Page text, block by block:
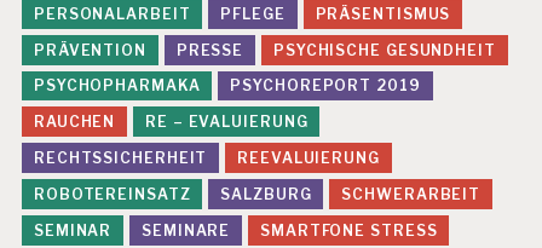
E
N
F
L
E
X
I
B
IL
IS
PERSONALARBEIT
PFLEGE
PRÄSENTISMUS
PRÄVENTION
PRESSE
PSYCHISCHE GESUNDHEIT
PSYCHOPHARMAKA
PSYCHOREPORT 2019
RAUCHEN
RE – EVALUIERUNG
RECHTSSICHERHEIT
REEVALUIERUNG
ROBOTEREINSATZ
SALZBURG
SCHWERARBEIT
SEMINAR
SEMINARE
SMARTFONE STRESS